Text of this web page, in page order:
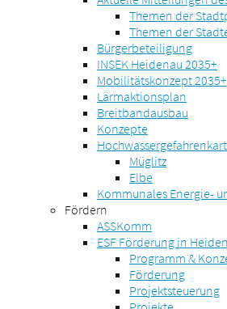
Themen der
Themen der
Bürgerbeteiligung
INSEK Heidenau 2035+
Mobilitätskonzept 2035+
Lärmaktionsplan
Breitbandausbau
Konzepte
Müglitz
Elbe
Kommunales Energie-
Fördern
ASSKomm
ESF Förderung in
Programm &
Förderung
Projektsteuerung